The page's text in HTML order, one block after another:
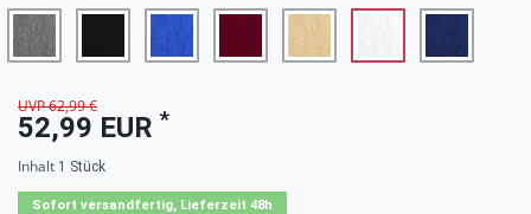
UVP 62,99 €
52,99 EUR *
Inhalt 1 Stück
Sofort versandfertig, Lieferzeit 48h